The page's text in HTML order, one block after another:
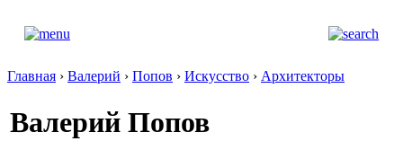
Главная › Валерий › Попов › Искусство › Архитекторы
Валерий Попов